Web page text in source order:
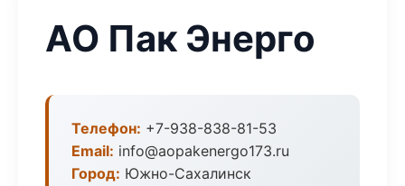
АО Пак Энерго
Телефон: +7-938-838-81-53
Email: info@aopakenergo173.ru
Город: Южно-Сахалинск